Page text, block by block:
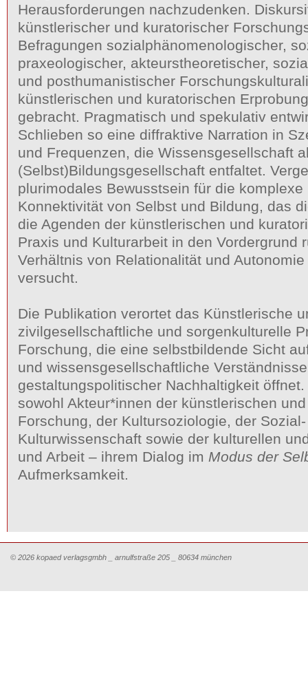
Herausforderungen nachzudenken.
künstlerischer und kuratorischer
Befragungen sozialphänomenologischer,
praxeologischer, akteurstheoretischer,
und posthumanistischer
künstlerischen und kuratorischen
gebracht. Pragmatisch und spekulativ
Schlieben so eine diffraktive Narration in
und Frequenzen, die Wissensgesellschaft
(Selbst)Bildungsgesellschaft entfaltet.
plurimodales Bewusstsein für die
Konnektivität von Selbst und Bildung, das
die Agenden der künstlerischen und
Praxis und Kulturarbeit in den Vordergrund
Verhältnis von Relationalität und
versucht.
Die Publikation verortet das Künstlerische
zivilgesellschaftliche und sorgenkulturelle
Forschung, die eine selbstbildende Sicht
und wissensgesellschaftliche
gestaltungspolitischer Nachhaltigkeit
sowohl Akteur*innen der künstlerischen
Forschung, der Kultursoziologie, der
Kulturwissenschaft sowie der kulturellen
und Arbeit – ihrem Dialog im Modus der
Aufmerksamkeit.
© 2026 kopaed verlagsgmbh _ arnulfstraße 205 _ 80634 münchen